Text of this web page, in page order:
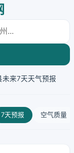
来7天天气预报
7天预报 空气质量